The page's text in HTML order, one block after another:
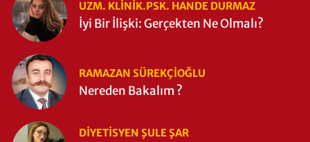
UZM. KLINIK.PSK. HANDE DURMAZ
İyi Bir İlişki: Gerçekten Ne Olmalı?
RAMAZAN SÜREKÇIOĞLU
Nereden Bakalım ?
DIYETISYEN ŞULE ŞAR